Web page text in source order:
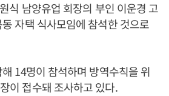
식 남양유업 회장의 부인 이운경 고
자택 식사모임에 참석한 것으로
14명이 참석하며 방역수칙을 위
이 접수돼 조사하고 있다.